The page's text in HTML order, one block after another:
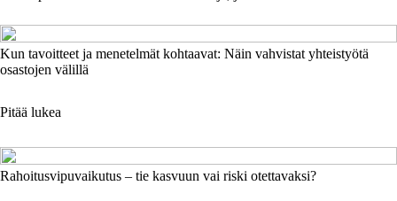
Kun tavoitteet ja menetelmät kohtaavat: Näin vahvistat yhteistyötä
osastojen välillä
Pitää lukea
Rahoitusvipuvaikutus – tie kasvuun vai riski otettavaksi?